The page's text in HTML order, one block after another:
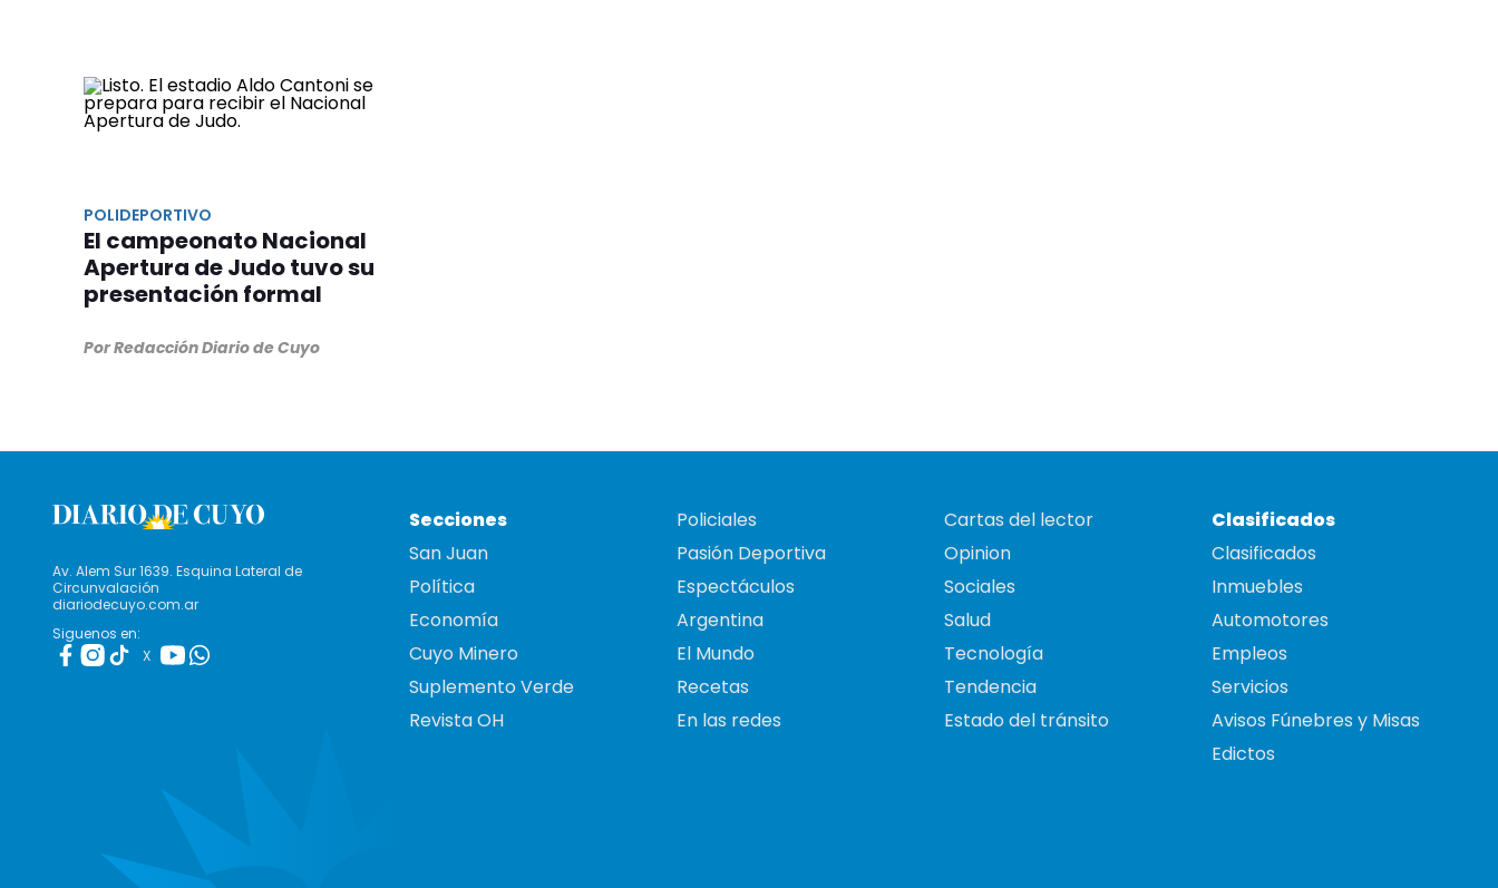
POLIDEPORTIVO
El campeonato Nacional
Apertura de Judo tuvo su
presentación formal
Por Redacción Diario de Cuyo
Av. Alem Sur 1639. Esquina Lateral de
Circunvalación
diariodecuyo.com.ar
Siguenos en:
X
Secciones
San Juan
Política
Economía
Cuyo Minero
Suplemento Verde
Revista OH
Policiales
Pasión Deportiva
Espectáculos
Argentina
El Mundo
Recetas
En las redes
Cartas del lector
Opinion
Sociales
Salud
Tecnología
Tendencia
Estado del tránsito
Clasificados
Clasificados
Inmuebles
Automotores
Empleos
Servicios
Avisos Fúnebres y Misas
Edictos